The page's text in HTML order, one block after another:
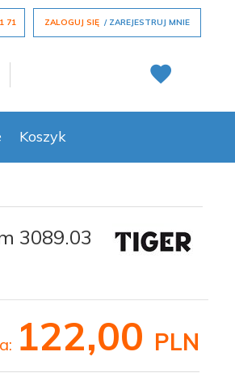
71 ZALOGUJ SIĘ ZAREJESTRUJ MNIE
Koszyk
3089.03
122,00 PLN